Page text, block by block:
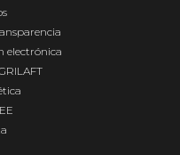
electrónica